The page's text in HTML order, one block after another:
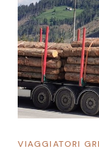
VIAGGIATORI